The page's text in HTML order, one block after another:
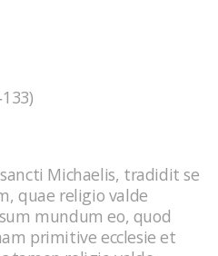
Michaelis, tradidit se
quae religio valde
mundum eo, quod
primitive ecclesie et